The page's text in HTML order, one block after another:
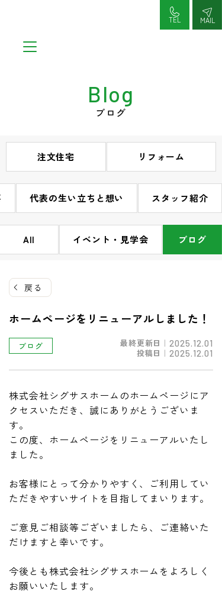
プ
TEL MAIL
Blog
ブログ
注文住宅 リフォーム
代表の生い立ちと想い スタッフ紹介
All イベント・見学会 ブログ
戻る
ホームページをリニューアルしました！
ブログ
投稿日｜2025.12.01
最終更新日｜2025.12.01
株式会社シグサスホームのホームページにア
クセスいただき、誠にありがとうございま
す。
この度、ホームページをリニューアルいたし
ました。
お客様にとって分かりやすく、ご利用してい
ただきやすいサイトを目指してまいります。
ご意見ご相談等ございましたら、ご連絡いた
だけますと幸いです。
今後とも株式会社シグサスホームをよろしく
お願いいたします。